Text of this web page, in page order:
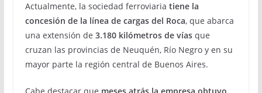
Actualmente, la sociedad ferroviaria tiene la
concesión de la línea de cargas del Roca, que abarca
una extensión de 3.180 kilómetros de víasque
cruzan las provincias de Neuquén, Río Negro y en su
mayor parte la región central de Buenos Aires.